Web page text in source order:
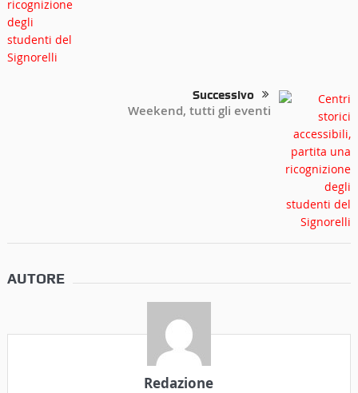
Successivo
Weekend, tutti gli eventi
AUTORE
Redazione